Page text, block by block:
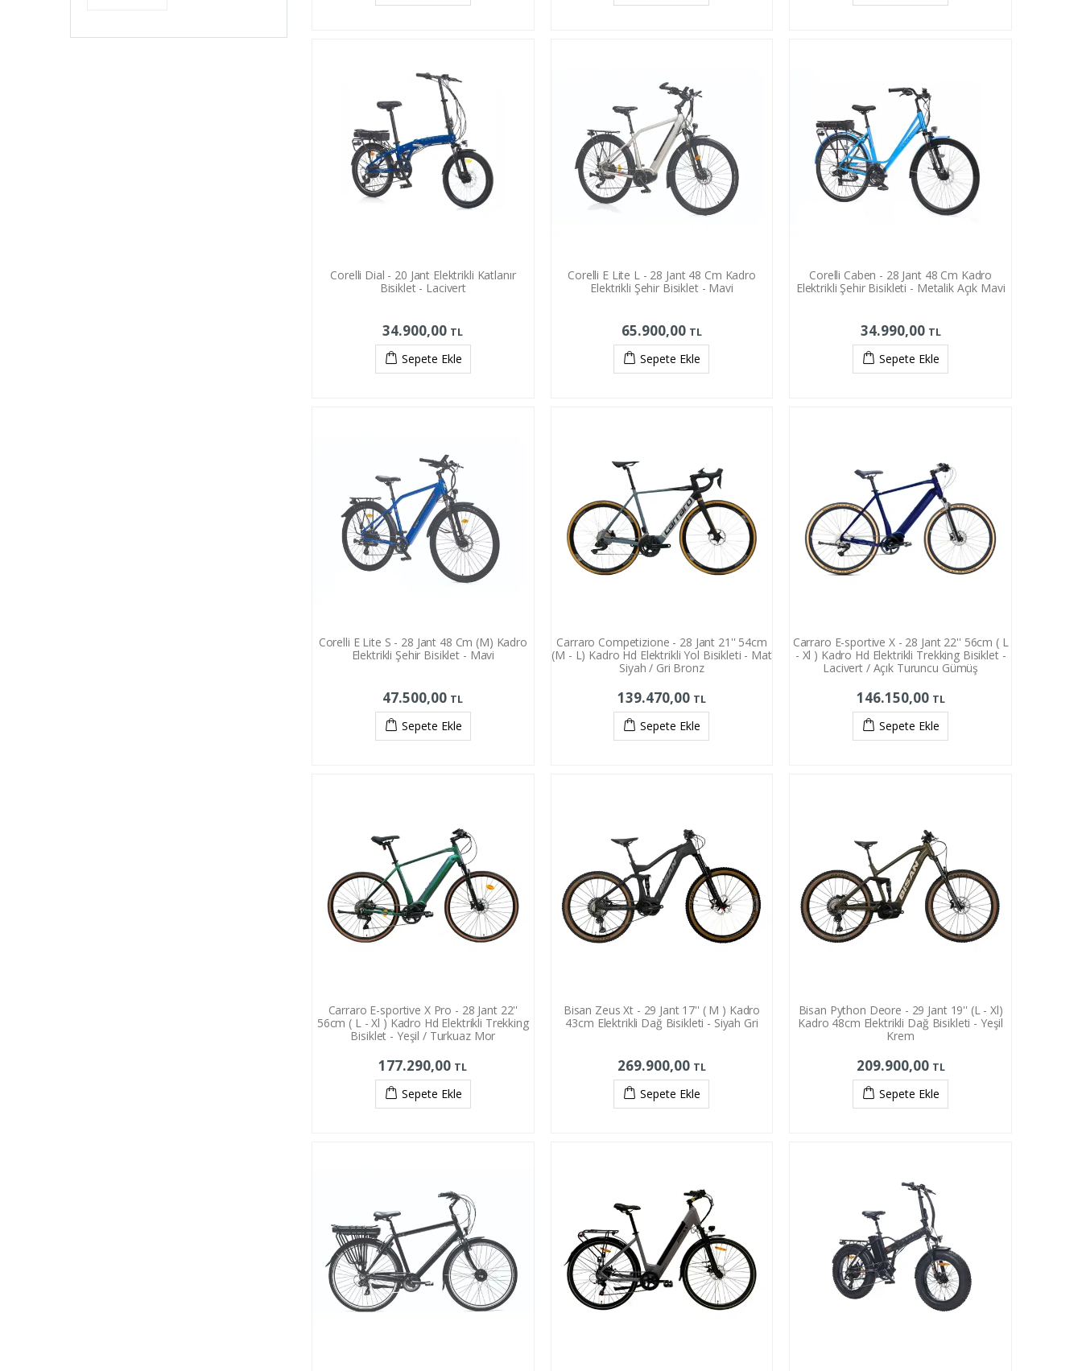
Corelli Dial - 20 Jant Elektrikli Katlanır
Bisiklet - Lacivert
34.900,00 TL
Sepete Ekle
Corelli E Lite L - 28 Jant 48 Cm Kadro
Elektrikli Şehir Bisiklet - Mavi
65.900,00 TL
Sepete Ekle
Corelli Caben - 28 Jant 48 Cm Kadro
Elektrikli Şehir Bisikleti - Metalik Açık Mavi
34.990,00 TL
Sepete Ekle
Corelli E Lite S - 28 Jant 48 Cm (M) Kadro
Elektrikli Şehir Bisiklet - Mavi
47.500,00 TL
Sepete Ekle
Carraro Competizione - 28 Jant 21'' 54cm
(M - L) Kadro Hd Elektrikli Yol Bisikleti - Mat
Siyah / Gri Bronz
139.470,00 TL
Sepete Ekle
Carraro E-sportive X - 28 Jant 22'' 56cm ( L
- Xl ) Kadro Hd Elektrikli Trekking Bisiklet -
Lacivert / Açık Turuncu Gümüş
146.150,00 TL
Sepete Ekle
Carraro E-sportive X Pro - 28 Jant 22''
56cm ( L - Xl ) Kadro Hd Elektrikli Trekking
Bisiklet - Yeşil / Turkuaz Mor
177.290,00 TL
Sepete Ekle
Bisan Zeus Xt - 29 Jant 17'' ( M ) Kadro
43cm Elektrikli Dağ Bisikleti - Siyah Gri
269.900,00 TL
Sepete Ekle
Bisan Python Deore - 29 Jant 19'' (L - Xl)
Kadro 48cm Elektrikli Dağ Bisikleti - Yeşil
Krem
209.900,00 TL
Sepete Ekle